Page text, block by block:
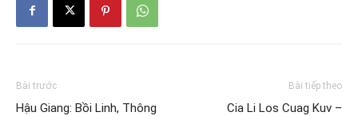
Bài trước
Hậu Giang: Bồi Linh, Thông
Bài tiếp theo
Cia Li Los Cuag Kuv –